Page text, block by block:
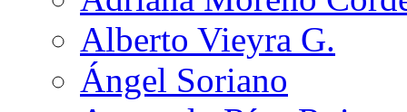
Alberto Vieyra G.
Ángel Soriano